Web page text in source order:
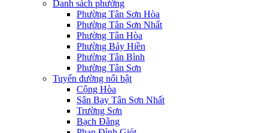
Danh sách phường
Phường Tân Sơn Hòa
Phường Tân Sơn Nhất
Phường Tân Hòa
Phường Bảy Hiền
Phường Tân Bình
Phường Tân Sơn
Tuyến đường nổi bật
Cộng Hòa
Sân Bay Tân Sơn Nhất
Trường Sơn
Bạch Đằng